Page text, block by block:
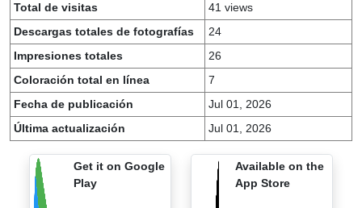
Total de visitas
41 views
Descargas totales de fotografías
24
Impresiones totales
26
Coloración total en línea
7
Fecha de publicación
Jul 01, 2026
Última actualización
Jul 01, 2026
Get it on Google
Play
Available on the
App Store